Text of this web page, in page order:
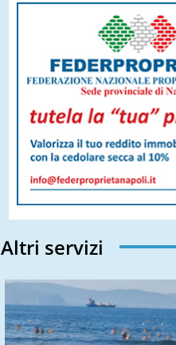
Altri servizi